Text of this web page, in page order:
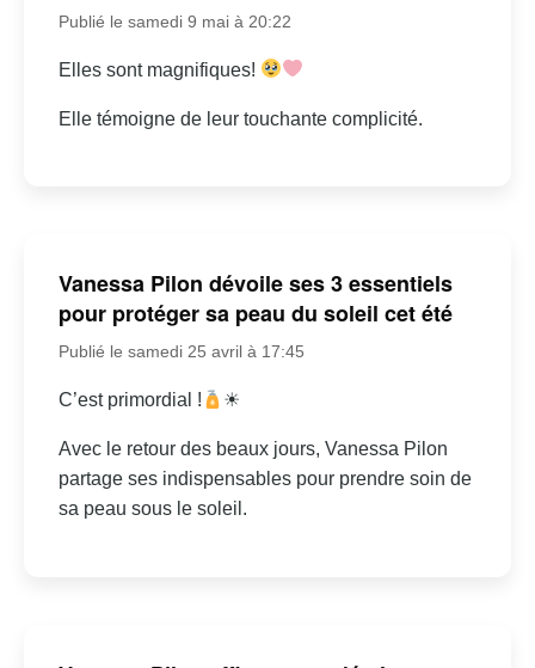
Publié le samedi 9 mai à 20:22
Elles sont magnifiques!
Elle témoigne de leur touchante complicité.
Vanessa Pilon dévoile ses 3 essentiels
pour protéger sa peau du soleil cet été
Publié le samedi 25 avril à 17:45
C’est primordial ! ☀
Avec le retour des beaux jours, Vanessa Pilon
partage ses indispensables pour prendre soin de
sa peau sous le soleil.